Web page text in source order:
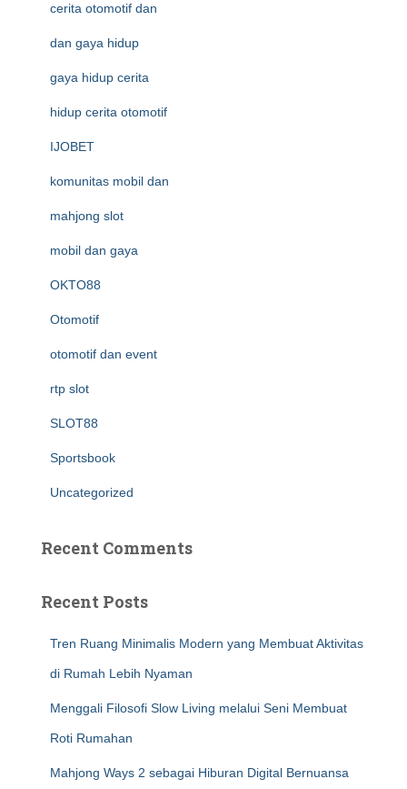
cerita otomotif dan
dan gaya hidup
gaya hidup cerita
hidup cerita otomotif
IJOBET
komunitas mobil dan
mahjong slot
mobil dan gaya
OKTO88
Otomotif
otomotif dan event
rtp slot
SLOT88
Sportsbook
Uncategorized
Recent Comments
Recent Posts
Tren Ruang Minimalis Modern yang Membuat Aktivitas
di Rumah Lebih Nyaman
Menggali Filosofi Slow Living melalui Seni Membuat
Roti Rumahan
Mahjong Ways 2 sebagai Hiburan Digital Bernuansa